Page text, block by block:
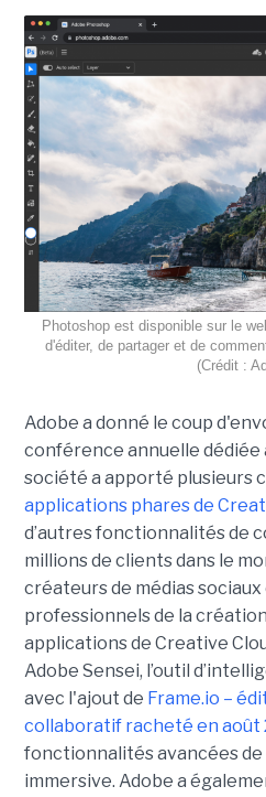
Photoshop est disponible sur le
d'éditer, de partager et de
(Crédit :
Adobe a donné le coup
conférence annuelle dédiée
société a apporté plusieurs
applications phares de
d’autres fonctionnalités de
millions de clients dans le
créateurs de médias
professionnels de la
applications de Creative
Adobe Sensei, l’outil
avec l'ajout de Frame.io –
collaboratif racheté en août
fonctionnalités avancées
immersive. Adobe a